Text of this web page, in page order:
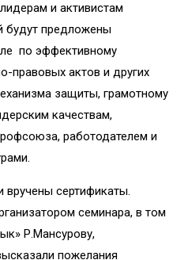
и активистам
будут предложены
по эффективному
правовых актов и других
защиты, грамотному
качествам,
работодателем и
вручены сертификаты.
семинара, в том
Р.Мансурову,
пожелания